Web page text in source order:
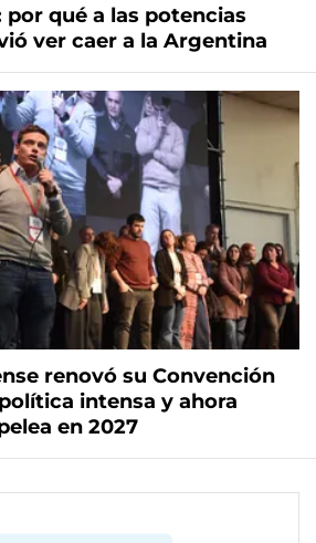
por qué a las potencias
ver caer a la Argentina
renovó su Convención
intensa y ahora
en 2027